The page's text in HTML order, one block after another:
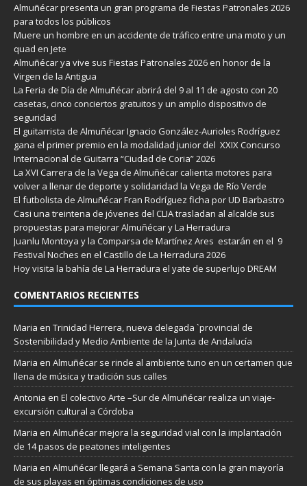
Almuñécar presenta un gran programa de Fiestas Patronales 2026
para todos los públicos
Muere un hombre en un accidente de tráfico entre una moto y un
quad en Jete
Almuñécar ya vive sus Fiestas Patronales 2026 en honor de la
Virgen de la Antigua
La Feria de Día de Almuñécar abrirá del 9 al 11 de agosto con 20
casetas, cinco conciertos gratuitos y un amplio dispositivo de
seguridad
El guitarrista de Almuñécar Ignacio González-Aurioles Rodríguez
gana el primer premio en la modalidad junior del XXIX Concurso
Internacional de Guitarra “Ciudad de Coria” 2026
La XVI Carrera de la Vega de Almuñécar calienta motores para
volver a llenar de deporte y solidaridad la Vega de Río Verde
El futbolista de Almuñécar Fran Rodríguez ficha por UD Barbastro
Casi una treintena de jóvenes del CLIA trasladan al alcalde sus
propuestas para mejorar Almuñécar y La Herradura
Juanlu Montoya y la Comparsa de Martínez Ares estarán en el 9
Festival Noches en el Castillo de La Herradura 2026
Hoy visita la bahía de La Herradura el yate de superlujo DREAM
COMENTARIOS RECIENTES
Maria en Trinidad Herrera, nueva delegada `provincial de
Sostenibilidad y Medio Ambiente de la Junta de Andalucía
Maria en Almuñécar se rinde al ambiente tuno en un certamen que
llena de música y tradición sus calles
Antonia en El colectivo Arte –Sur de Almuñécar realiza un viaje-
excursión cultural a Córdoba
Maria en Almuñécar mejora la seguridad vial con la implantación
de 14 pasos de peatones inteligentes
Maria en Almuñécar llegará a Semana Santa con la gran mayoría
de sus playas en óptimas condiciones de uso